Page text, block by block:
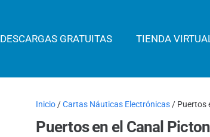
DESCARGAS GRATUITAS TIENDA
Inicio /Cartas Náuticas Electrónicas / Puertos
Puertos en el Canal Picton